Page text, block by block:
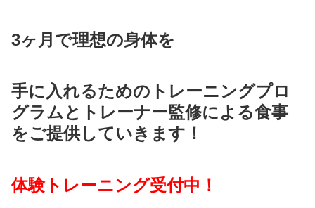
3ヶ月で理想の身体を
手に入れるためのトレーニングプロ
グラムとトレーナー監修による食事
をご提供していきます！
体験トレーニング受付中！